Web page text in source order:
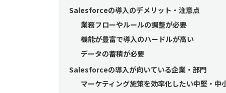
Salesforceの導入のデメリット・注意点
業務フローやルールの調整が必要
機能が豊富で導入のハードルが高い
データの蓄積が必要
Salesforceの導入が向いている企業・部門
マーケティング施策を効率化したい中堅・中